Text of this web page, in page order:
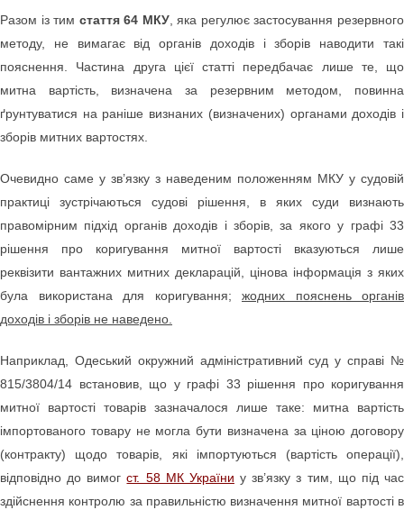
Разом із тим стаття 64 МКУ, яка регулює застосування резервного
методу, не вимагає від органів доходів і зборів наводити такі
пояснення. Частина друга цієї статті передбачає лише те, що
митна вартість, визначена за резервним методом, повинна
ґрунтуватися на раніше визнаних (визначених) органами доходів і
зборів митних вартостях.
Очевидно саме у зв’язку з наведеним положенням МКУ у судовій
практиці зустрічаються судові рішення, в яких суди визнають
правомірним підхід органів доходів і зборів, за якого у графі 33
рішення про коригування митної вартості вказуються лише
реквізити вантажних митних декларацій, цінова інформація з яких
була використана для коригування; жодних пояснень органів
доходів і зборів не наведено.
Наприклад, Одеський окружний адміністративний суд у справі №
815/3804/14 встановив, що у графі 33 рішення про коригування
митної вартості товарів зазначалося лише таке: митна вартість
імпортованого товару не могла бути визначена за ціною договору
(контракту) щодо товарів, які імпортуються (вартість операції),
відповідно до вимогст. 58 МК України у зв’язку з тим, що під час
здійснення контролю за правильністю визначення митної вартості в